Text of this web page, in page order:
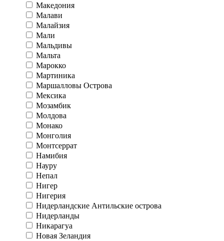
Македония
Малави
Малайзия
Мали
Мальдивы
Мальта
Марокко
Мартиника
Маршалловы Острова
Мексика
Мозамбик
Молдова
Монако
Монголия
Монтсеррат
Намибия
Науру
Непал
Нигер
Нигерия
Нидерландские Антильские острова
Нидерланды
Никарагуа
Новая Зеландия